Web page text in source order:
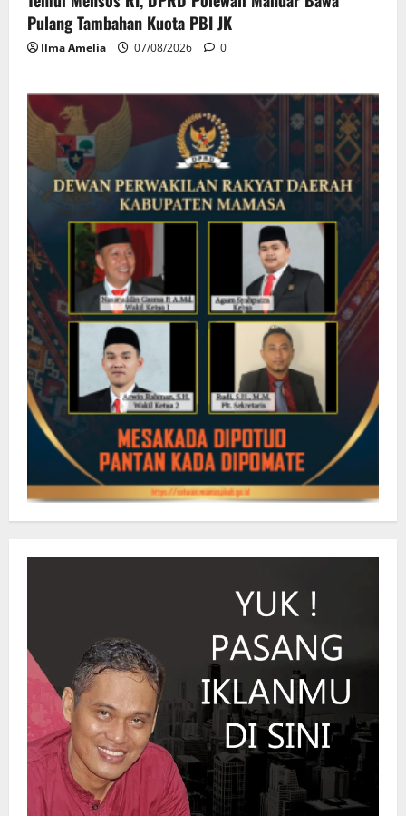
Pulang Tambahan Kuota PBI JK
Ilma Amelia 07/08/2026 0